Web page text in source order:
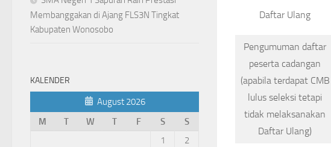
Daftar Ulang
Pengumuman daftar
peserta cadangan
(apabila terdapat CMB
lulus seleksi tetapi
tidak melaksanakan
Daftar Ulang)
Membanggakan di Ajang FLS3N Tingkat
Kabupaten Wonosobo
KALENDER
August 2026
M
T W T F S
S
1
2